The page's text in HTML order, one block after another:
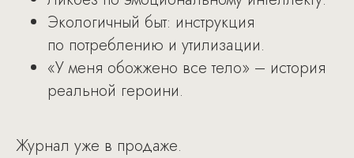
Экологичный быт: инструкция
по потреблению и утилизации.
«У меня обожжено все тело» – история
реальной героини.
Журнал уже в продаже.